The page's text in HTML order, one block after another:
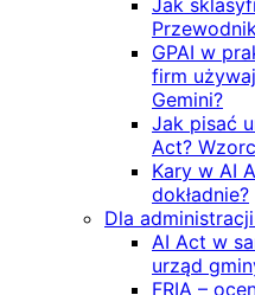
Jak
GPAI w
firm
Gemini?
Jak pisać
Act?
Kary w AI
dokładnie?
Dla
AI Act w
urząd
FRIA –